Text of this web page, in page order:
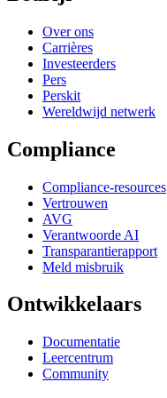
Over ons
Carrières
Investeerders
Pers
Perskit
Wereldwijd netwerk
Compliance
Compliance-resources
Vertrouwen
AVG
Verantwoorde AI
Transparantierapport
Meld misbruik
Ontwikkelaars
Documentatie
Leercentrum
Community